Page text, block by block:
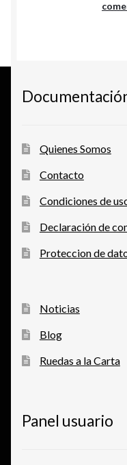
Quienes Somos
Contacto
Condiciones de
Declaración de
Proteccion de
Noticias
Blog
Ruedas a la Carta
Panel usuario